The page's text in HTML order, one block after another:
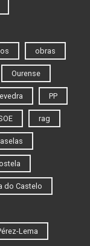
obras
Ourense
PP
rag
do Castelo
Lema